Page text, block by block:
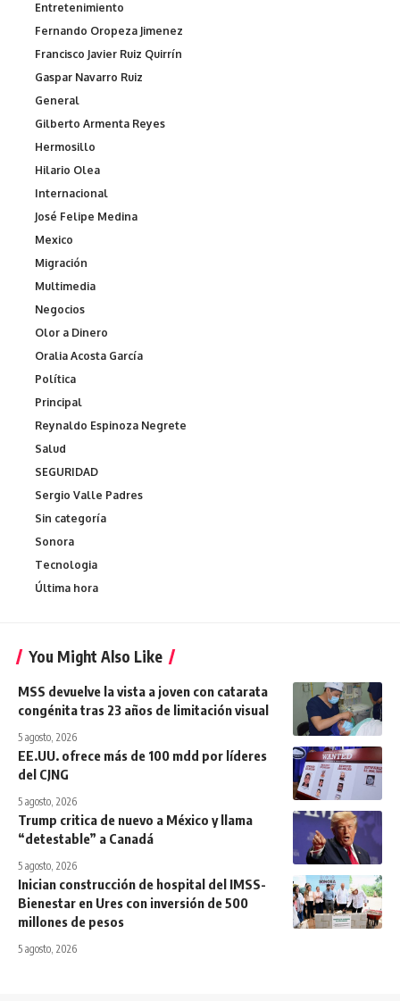
Entretenimiento
Fernando Oropeza Jimenez
Francisco Javier Ruiz Quirrín
Gaspar Navarro Ruiz
General
Gilberto Armenta Reyes
Hermosillo
Hilario Olea
Internacional
José Felipe Medina
Mexico
Migración
Multimedia
Negocios
Olor a Dinero
Oralia Acosta García
Política
Principal
Reynaldo Espinoza Negrete
Salud
SEGURIDAD
Sergio Valle Padres
Sin categoría
Sonora
Tecnologia
Última hora
You Might Also Like
MSS devuelve la vista a joven con catarata
congénita tras 23 años de limitación visual
5 agosto, 2026
EE.UU. ofrece más de 100 mdd por líderes
del CJNG
5 agosto, 2026
Trump critica de nuevo a México y llama
“detestable” a Canadá
5 agosto, 2026
Inician construcción de hospital del IMSS-
Bienestar en Ures con inversión de 500
millones de pesos
5 agosto, 2026